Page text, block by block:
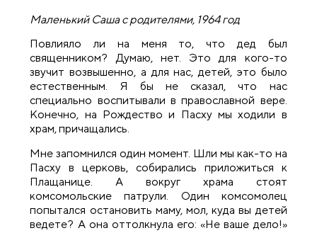
Маленький Саша с родителями, 1964 год
Повлияло ли на меня то, что дед был
священником? Думаю, нет. Это для кого-то
звучит возвышенно, а для нас, детей, это было
естественным. Я бы не сказал, что нас
специально воспитывали в православной вере.
Конечно, на Рождество и Пасху мы ходили в
храм, причащались.
Мне запомнился один момент. Шли мы как-то на
Пасху в церковь, собирались приложиться к
Плащанице. А вокруг храма стоят
комсомольские патрули. Один комсомолец
попытался остановить маму, мол, куда вы детей
ведете? А она оттолкнула его: «Не ваше дело!»